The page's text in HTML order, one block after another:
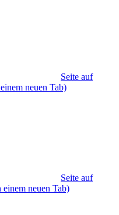
Seite auf
neuen Tab)
Seite auf
neuen Tab)